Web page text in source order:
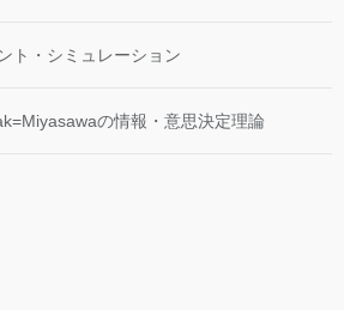
ト・シミュレーション
の情報・意思決定理論